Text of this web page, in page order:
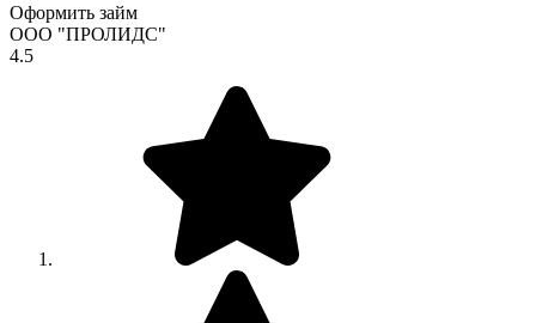
Оформить займ
ООО "ПРОЛИДС"
4.5